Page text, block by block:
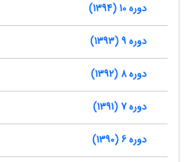
دوره 10 (1394)
دوره 9 (1393)
دوره 8 (1392)
دوره 7 (1391)
دوره 6 (1390)